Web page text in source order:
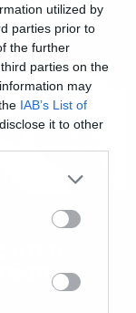
utilized by
parties prior to
the further
parties on the
may
IAB’s List of
it to other
more Google
may click to
party tags to
below Google
ο